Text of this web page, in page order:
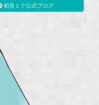
初音ミク公式ブログ